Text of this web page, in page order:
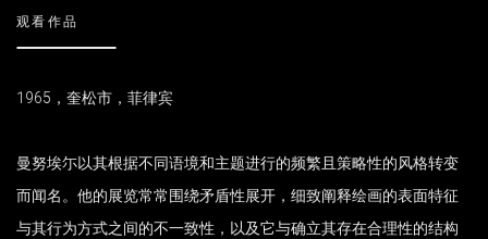
观看作品
1965，奎松市，菲律宾
曼努埃尓以其根据不同语境和主题进行的频繁且策略性的风格转变
而闻名。他的展览常常围绕矛盾性展开，细致阐释绘画的表面特征
与其行为方式之间的不一致性，以及它与确立其存在合理性的结构